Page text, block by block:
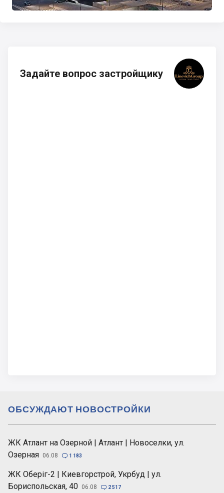
Задайте вопрос застройщику
ЖК Атлант на Озерной | Атлант | Новоселки, ул.
Озерная 06.08  1 183
ЖК Оберіг-2 | Киевгорстрой, Укрбуд | ул.
Бориспольская, 40 06.08  2 517
ОБСУЖДАЮТ НОВОСТРОЙКИ